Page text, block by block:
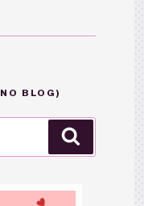
BLOG)